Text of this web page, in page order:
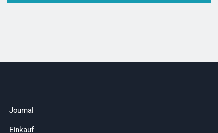
Journal
Einkauf